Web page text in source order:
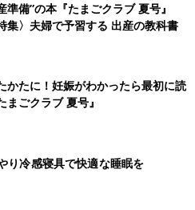
くれて号泣
くれてありがとう！
に比べたら痛くないし頑張れて
祈りしてます
プリ「まいにちのたまひよ」で
ート」を読むことができます！
交換ができる「同期ルーム」も
てくださいね。
まひよ」は、【たまひよアプ
準備”の本『たまごクラブ 夏号』
集〉夫婦で予習する 出産の教科書
かたに！妊娠がわかったら最初に読
ごクラブ 夏号』
り冷感寝具で快適な睡眠を